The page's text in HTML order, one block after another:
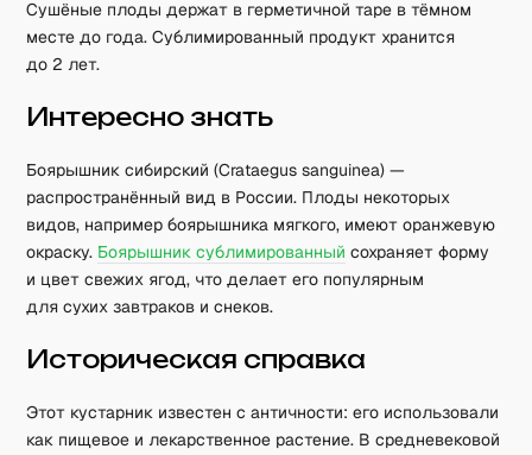
Сушёные плоды держат в герметичной таре в тёмном
месте до года. Сублимированный продукт хранится
до 2 лет.
Интересно знать
Боярышник сибирский (Crataegus sanguinea) —
распространённый вид в России. Плоды некоторых
видов, например боярышника мягкого, имеют оранжевую
окраску. Боярышник сублимированный сохраняет форму
и цвет свежих ягод, что делает его популярным
для сухих завтраков и снеков.
Историческая справка
Этот кустарник известен с античности: его использовали
как пищевое и лекарственное растение. В средневековой